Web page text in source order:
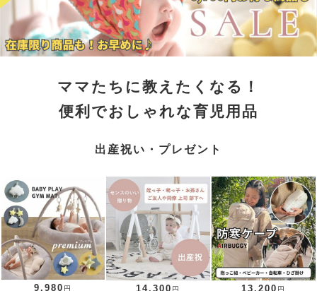
ママたちに教えたくなる！
便利でおしゃれな育児用品
出産祝い・プレゼント
9,980 円 14,300 円 13,200 円